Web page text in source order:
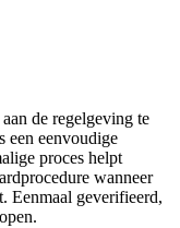
de regelgeving te
een eenvoudige
proces helpt
wanneer
Eenmaal geverifieerd,